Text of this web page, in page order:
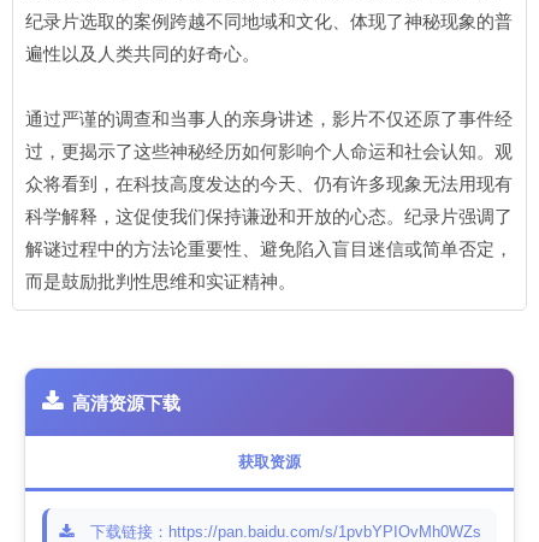
纪录片选取的案例跨越不同地域和文化、体现了神秘现象的普
遍性以及人类共同的好奇心。
通过严谨的调查和当事人的亲身讲述，影片不仅还原了事件经
过，更揭示了这些神秘经历如何影响个人命运和社会认知。观
众将看到，在科技高度发达的今天、仍有许多现象无法用现有
科学解释，这促使我们保持谦逊和开放的心态。纪录片强调了
解谜过程中的方法论重要性、避免陷入盲目迷信或简单否定，
而是鼓励批判性思维和实证精神。
高清资源下载
获取资源
下载链接：https://pan.baidu.com/s/1pvbYPIOvMh0WZs